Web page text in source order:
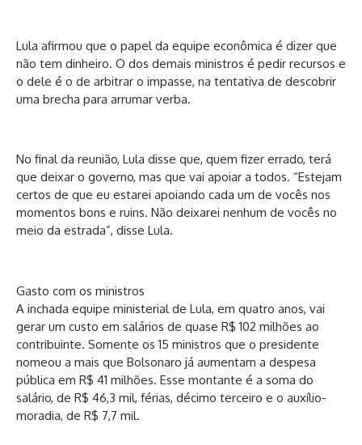
Lula afirmou que o papelda equipe econômica é dizer que
não tem dinheiro. O dos demais ministros é pedir recursos e
o dele é o de arbitrar o impasse, na tentativa de descobrir
uma brecha para arrumar verba.
No final da reunião, Lula disse que, quem fizer errado, terá
que deixar o governo, mas que vai apoiar a todos. “Estejam
certos de que eu estarei apoiando cada um de vocês nos
momentos bons e ruins. Não deixarei nenhum de vocês no
meio da estrada”, disse Lula.
Gasto com os ministros
A inchada equipe ministerial de Lula, em quatro anos, vai
gerar um custo em salários de quase R$ 102 milhões ao
contribuinte. Somente os 15 ministros que o presidente
nomeou a mais que Bolsonaro já aumentam a despesa
pública em R$ 41 milhões. Esse montante é a soma do
salário, de R$ 46,3 mil, férias, décimo terceiro e o auxílio-
moradia, de R$ 7,7 mil.